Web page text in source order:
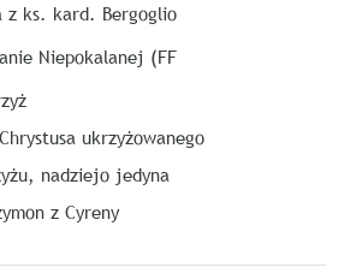
z ks. kard. Bergoglio
Niepokalanej (FF
ukrzyżowanego
nadziejo jedyna
z Cyreny